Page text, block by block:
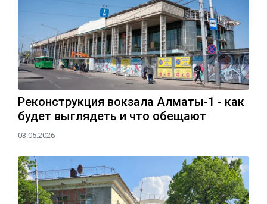
Реконструкция вокзала Алматы-1 - как
будет выглядеть и что обещают
03.05.2026